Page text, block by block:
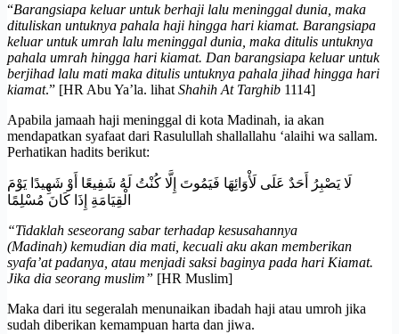
“Barangsiapa keluar untuk berhaji lalu meninggal dunia, maka
dituliskan untuknya pahala haji hingga hari kiamat. Barangsiapa
keluar untuk umrah lalu meninggal dunia, maka ditulis untuknya
pahala umrah hingga hari kiamat. Dan barangsiapa keluar untuk
berjihad lalu mati maka ditulis untuknya pahala jihad hingga hari
kiamat.” [HR Abu Ya’la. lihat Shahih At Targhib 1114]
Apabila jamaah haji meninggal di kota Madinah, ia akan
mendapatkan syafaat dari Rasulullah shallallahu ‘alaihi wa sallam.
Perhatikan hadits berikut:
لَا يَصْبِرُ أَحَدٌ عَلَى لَأْوَائِهَا فَيَمُوتَ إِلَّا كُنْتُ لَهُ شَفِيعًا أَوْ شَهِيدًا يَوْمَ
الْقِيَامَةِ إِذَا كَانَ مُسْلِمًا
“Tidaklah seseorang sabar terhadap kesusahannya
(Madinah) kemudian dia mati, kecuali aku akan memberikan
syafa’at padanya, atau menjadi saksi baginya pada hari Kiamat.
Jika dia seorang muslim” [HR Muslim]
Maka dari itu segeralah menunaikan ibadah haji atau umroh jika
sudah diberikan kemampuan harta dan jiwa.